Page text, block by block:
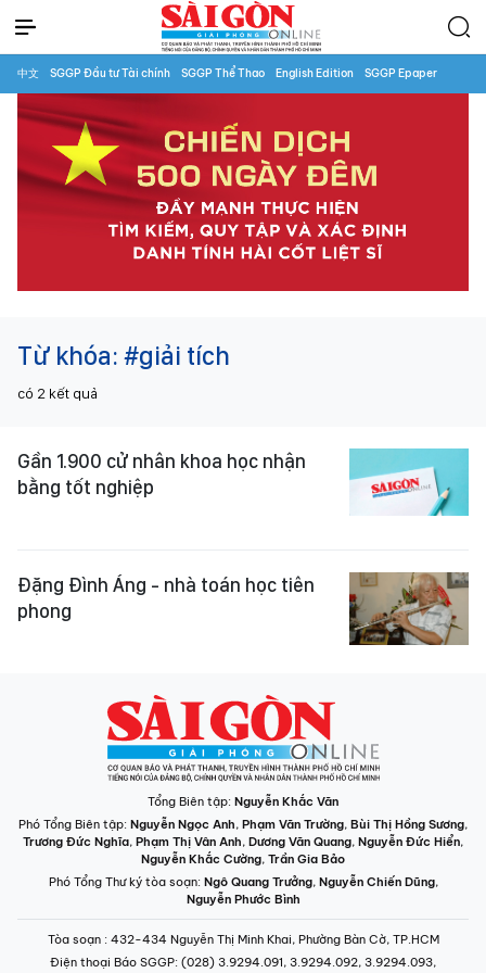
中文 SGGP Đầu tư Tài chính SGGP Thể Thao English Edition SGGP Epaper
Từ khóa: #giải tích
có 2 kết quả
Gần 1.900 cử nhân khoa học nhận
bằng tốt nghiệp
Đặng Đình Áng - nhà toán học tiên
phong
Tổng Biên tập: Nguyễn Khắc Văn
Phó Tổng Biên tập: Nguyễn Ngọc Anh, Phạm Văn Trường, Bùi Thị Hồng Sương,
Trương Đức Nghĩa, Phạm Thị Vân Anh, Dương Văn Quang, Nguyễn Đức Hiển,
Nguyễn Khắc Cường, Trần Gia Bảo
Phó Tổng Thư ký tòa soạn: Ngô Quang Trưởng, Nguyễn Chiến Dũng,
Nguyễn Phước Bình
Tòa soạn : 432-434 Nguyễn Thị Minh Khai, Phường Bàn Cờ, TP.HCM
Điện thoại Báo SGGP: (028) 3.9294.091, 3.9294.092, 3.9294.093,